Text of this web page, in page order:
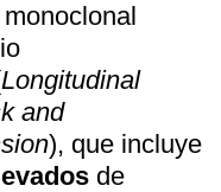
Longitudinal
and
), que incluye
de